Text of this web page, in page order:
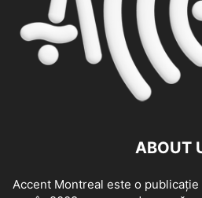
ABOUT
Accent Montreal este o